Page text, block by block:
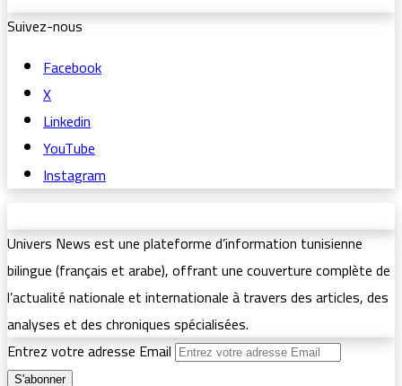
Suivez-nous
Facebook
X
Linkedin
YouTube
Instagram
Univers News est une plateforme d’information tunisienne
bilingue (français et arabe), offrant une couverture complète de
l’actualité nationale et internationale à travers des articles, des
analyses et des chroniques spécialisées.
Entrez votre adresse Email